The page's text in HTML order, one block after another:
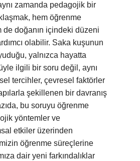
zamanda pedagojik bir
hem öğrenme
de doğanın içindeki düzeni
olabilir. Saka kuşunun
yalnızca hayatta
ilgili bir soru değil, aynı
tercihler, çevresel faktörler
şekillenen bir davranış
bu soruyu öğrenme
yöntemler ve
etkiler üzerinden
öğrenme süreçlerine
dair yeni farkındalıklar